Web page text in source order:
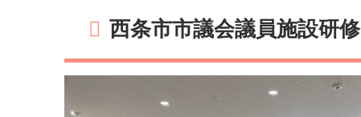
西条市市議会議員施設研修